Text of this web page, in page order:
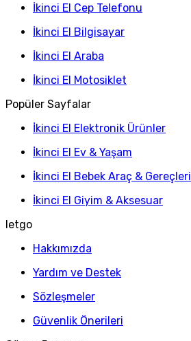
İkinci El Cep Telefonu
İkinci El Bilgisayar
İkinci El Araba
İkinci El Motosiklet
Popüler Sayfalar
İkinci El Elektronik Ürünler
İkinci El Ev & Yaşam
İkinci El Bebek Araç & Gereçleri
İkinci El Giyim & Aksesuar
letgo
Hakkımızda
Yardım ve Destek
Sözleşmeler
Güvenlik Önerileri